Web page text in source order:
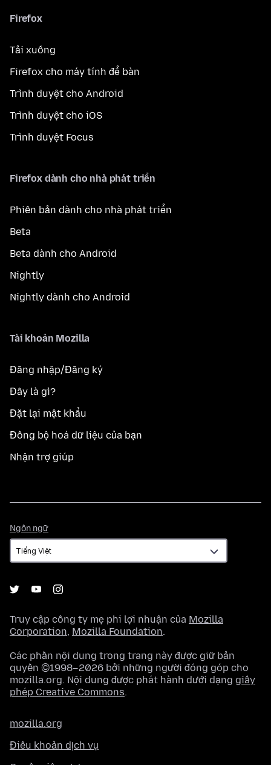
Firefox
Tải xuống
Firefox cho máy tính để bàn
Trình duyệt cho Android
Trình duyệt cho iOS
Trình duyệt Focus
Firefox dành cho nhà phát triển
Phiên bản dành cho nhà phát triển
Beta
Beta dành cho Android
Nightly
Nightly dành cho Android
Tài khoản Mozilla
Đăng nhập/Đăng ký
Đây là gì?
Đặt lại mật khẩu
Đồng bộ hoá dữ liệu của bạn
Nhận trợ giúp
Ngôn ngữ
ngữ
Truy cập công ty mẹ phi lợi nhuận của Mozilla
Corporation, Mozilla Foundation.
Các phần nội dung trong trang này được giữ bản
quyền ©1998–2026 bởi những người đóng góp cho
mozilla.org. Nội dung được phát hành dưới dạng giấy
phép Creative Commons.
mozilla.org
Điều khoản dịch vụ